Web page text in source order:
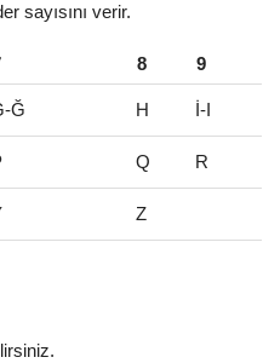
sayısını verir.
8 9
Ğ H İ-I
Q R
Z